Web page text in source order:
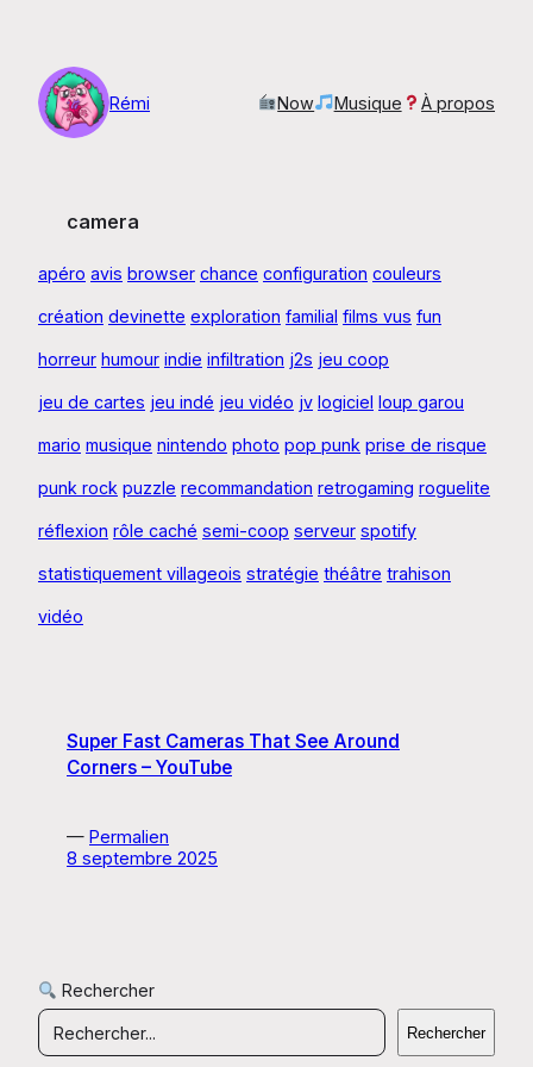
contenu
Rémi
Now Musique À propos
camera
apéro avis browser chance configuration couleurs
création devinette exploration familial films vus fun
horreur humour indie infiltration j2s jeu coop
jeu de cartes jeu indé jeu vidéo jv logiciel loup garou
mario musique nintendo photo pop punk prise de risque
punk rock puzzle recommandation retrogaming roguelite
réflexion rôle caché semi-coop serveur spotify
statistiquement villageois stratégie théâtre trahison
vidéo
Super Fast Cameras That See Around
Corners – YouTube
— Permalien
8 septembre 2025
Rechercher
Rechercher